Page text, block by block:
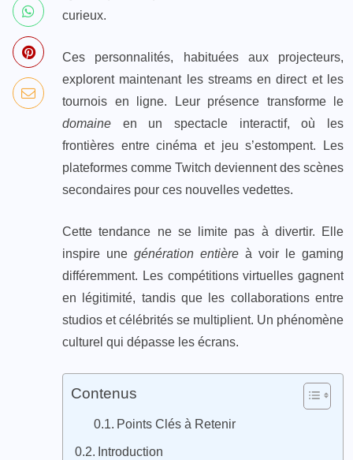
curieux.
Ces personnalités, habituées aux projecteurs,
explorent maintenant les streams en direct et les
tournois en ligne. Leur présence transforme le
domaine en un spectacle interactif, où les
frontières entre cinéma et jeu s’estompent. Les
plateformes comme Twitch deviennent des scènes
secondaires pour ces nouvelles vedettes.
Cette tendance ne se limite pas à divertir. Elle
inspire une génération entière à voir le gaming
différemment. Les compétitions virtuelles gagnent
en légitimité, tandis que les collaborations entre
studios et célébrités se multiplient. Un phénomène
culturel qui dépasse les écrans.
Contenus
Points Clés à Retenir
Introduction